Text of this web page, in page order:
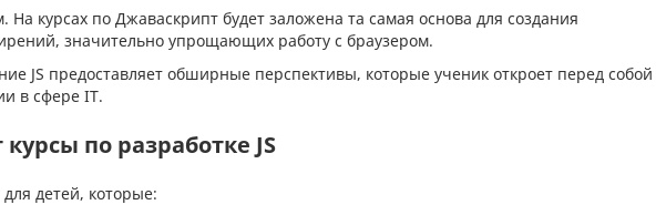
На курсах по Джаваскрипт будет заложена та самая основа для создания
значительно упрощающих работу с браузером.
JS предоставляет обширные перспективы, которые ученик откроет перед собой
в сфере IT.
по разработке JS
детей, которые: